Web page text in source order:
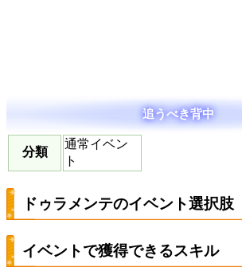
追うべき背中
分類
通常イベン
ト
ドゥラメンテのイベント選択肢
イベントで獲得できるスキル